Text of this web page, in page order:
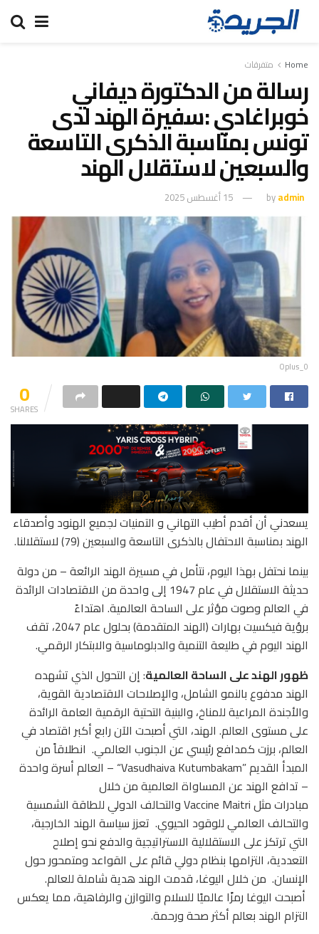
Home متفرقات
رسالة من الدكتورة ديفاني
خوبراغادي :سفيرة الهند لدى
تونس بمناسبة الذكرى التاسعة
والسبعين لاستقلال الهند
byadmin 15 أغسطس 2025
Oplus_0
0
SHARES
يسعدني أن أقدم أطيب التهاني و التمنيات لجميع الهنود وأصدقاء
الهند بمناسبة الاحتفال بالذكرى التاسعة والسبعين (79) لاستقلالنا.
بينما نحتفل بهذا اليوم، نتأمل في مسيرة الهند الرائعة – من دولة
حديثة الاستقلال في عام 1947 إلى واحدة من الاقتصادات الرائدة
في العالم وصوت مؤثر على الساحة العالمية. اهتداءً
برؤية فيكسيت بهارات (الهند المتقدمة) بحلول عام 2047، تقف
الهند اليوم في طليعة التنمية والدبلوماسية والابتكار الرقمي.
ظهور الهند على الساحة العالمية: إن التحول الذي تشهده
الهند مدفوع بالنمو الشامل، والإصلاحات الاقتصادية القوية،
والأجندة المراعية للمناخ، والبنية التحتية الرقمية العامة الرائدة
على مستوى العالم. الهند، التي أصبحت الآن رابع أكبر اقتصاد في
العالم، برزت كمدافع رئيسي عن الجنوب العالمي. انطلاقاً من
المبدأ القديم ”Vasudhaiva Kutumbakam“ – العالم أسرة واحدة
– تدافع الهند عن المساواة العالمية من خلال
مبادرات مثل Vaccine Maitri والتحالف الدولي للطاقة الشمسية
والتحالف العالمي للوقود الحيوي. تعزز سياسة الهند الخارجية،
التي ترتكز على الاستقلالية الاستراتيجية والدفع نحو إصلاح
التعددية، التزامها بنظام دولي قائم على القواعد ومتمحور حول
الإنسان. من خلال اليوغا، قدمت الهند هدية شاملة للعالم.
أصبحت اليوغا رمزًا عالميًا للسلام والتوازن والرفاهية، مما يعكس
التزام الهند بعالم أكثر صحة ورحمة.